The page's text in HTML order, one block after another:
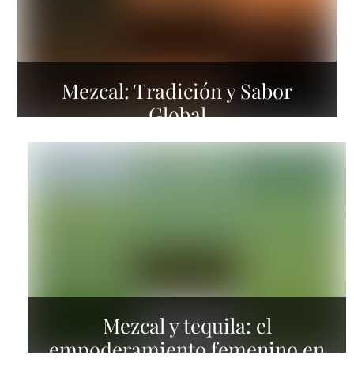
Mezcal: Tradición y Sabor
Global
Mezcal y tequila: el
empoderamiento femenino en